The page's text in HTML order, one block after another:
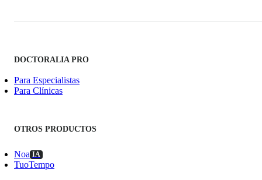
DOCTORALIA PRO
Para Especialistas
Para Clínicas
OTROS PRODUCTOS
Noa IA
TuoTempo